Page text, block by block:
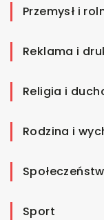
Przemysł i
Reklama i
Religia i
Rodzina i
Sport